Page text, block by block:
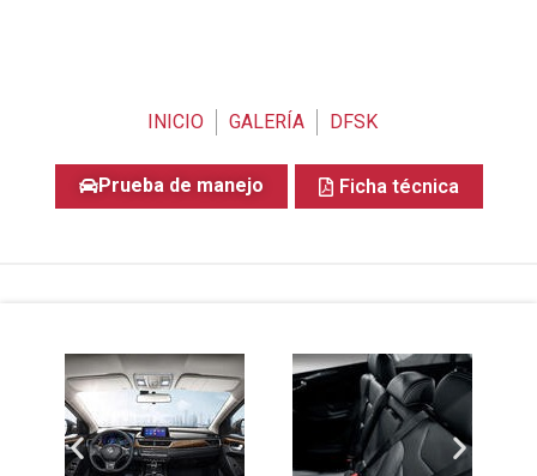
INICIO GALERÍA DFSK
Prueba de manejo Ficha técnica